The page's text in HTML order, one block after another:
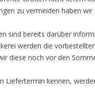
–
zu vermeiden haben
sind bereits darüber
werden die
diese noch vor den
Liefertermin kennen,